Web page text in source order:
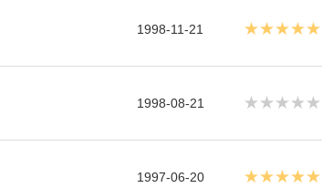
1998-11-21 ★★★★★
1998-08-21 ★★★★★
1997-06-20 ★★★★★